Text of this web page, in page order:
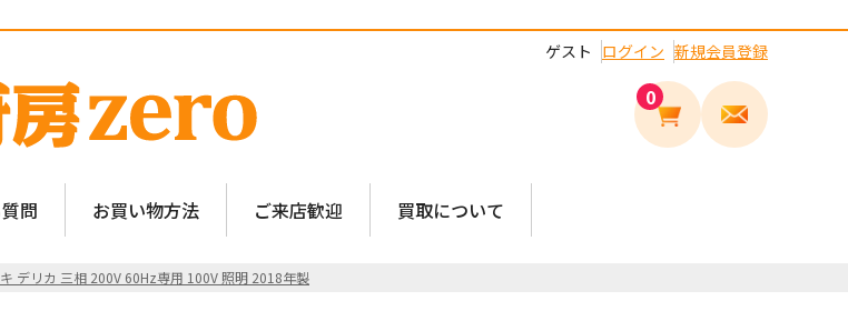
ゲスト ログイン 新規会員登録
0
問 お買い物方法 ご来店歓迎 買取について
デリカ 三相 200V 60Hz専用 100V 照明 2018年製